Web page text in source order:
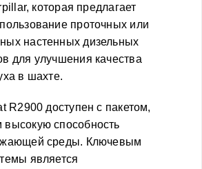
которая предлагает
проточных или
настенных дизельных
для улучшения качества
в шахте.
R2900 доступен с пакетом,
способность
среды. Ключевым
является